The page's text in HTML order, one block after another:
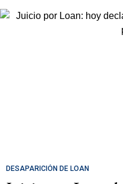
DESAPARICIÓN DE LOAN